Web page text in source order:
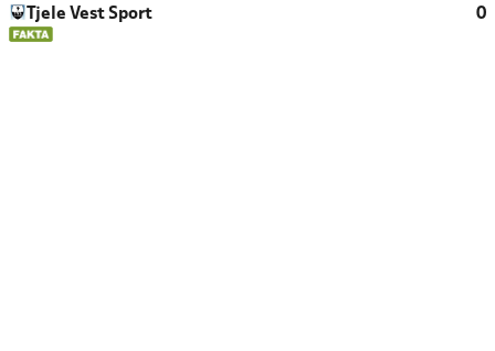
Tjele Vest Sport
0